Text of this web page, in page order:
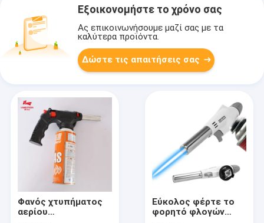
Εξοικονομήστε το χρόνο σας
Ας επικοινωνήσουμε μαζί σας με τα
καλύτερα προϊόντα.
Δώστε τις απαιτήσεις σας
Φανός χτυπήματος
αερίου
Εύκολος φέρτε το
φορητό φλογών